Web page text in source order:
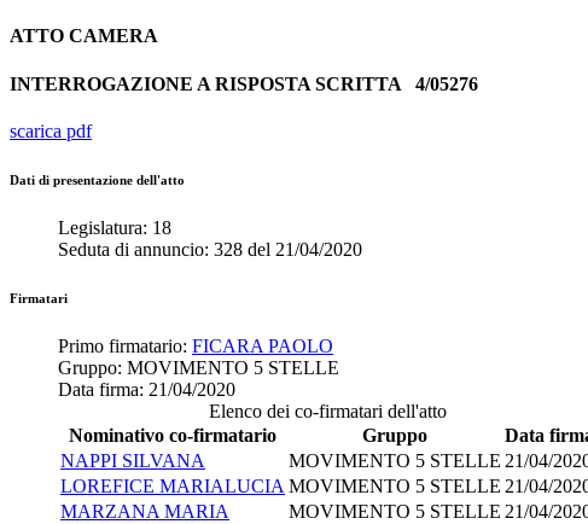
ATTO CAMERA
INTERROGAZIONE A RISPOSTA SCRITTA 4/05276
scarica pdf
Dati di presentazione dell'atto
Legislatura: 18
Seduta di annuncio: 328 del 21/04/2020
Firmatari
Primo firmatario: FICARA PAOLO
Gruppo: MOVIMENTO 5 STELLE
Data firma: 21/04/2020
Elenco dei co-firmatari dell'atto
Nominativo co-firmatario
Gruppo
Data
NAPPI SILVANA
MOVIMENTO 5 STELLE 21/04/
LOREFICE MARIALUCIA MOVIMENTO 5 STELLE 21/04/
MARZANA MARIA
MOVIMENTO 5 STELLE 21/04/